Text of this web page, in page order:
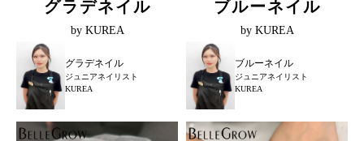
グラデネイル
by KUREA
グラデネイル
ジュニアネイリスト
KUREA
ブルーネイル
by KUREA
ブルーネイル
ジュニアネイリスト
KUREA